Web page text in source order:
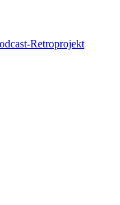
Retroprojekt